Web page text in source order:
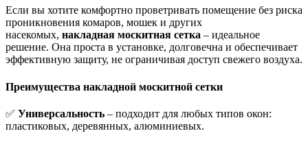
Если вы хотите комфортно проветривать помещение без риска
проникновения комаров, мошек и других
насекомых, накладная москитная сетка – идеальное
решение. Она проста в установке, долговечна и обеспечивает
эффективную защиту, не ограничивая доступ свежего воздуха.
Преимущества накладной москитной сетки
✅ Универсальность – подходит для любых типов окон:
пластиковых, деревянных, алюминиевых.